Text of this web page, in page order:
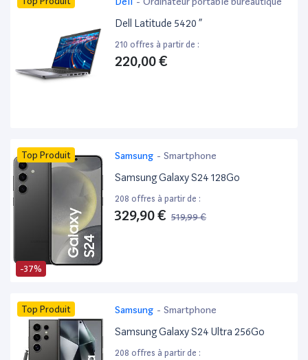
Dell Latitude 5420 ”
210 offres à partir de :
220,00 €
-37%
Top Produit Samsung - Smartphone
Samsung Galaxy S24 128Go
208 offres à partir de :
329,90 € 519,99 €
Top Produit Samsung - Smartphone
Samsung Galaxy S24 Ultra 256Go
208 offres à partir de :